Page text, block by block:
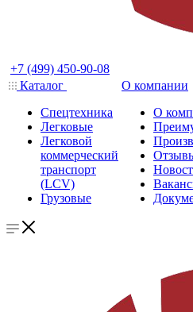
+7 (499) 450-90-08
Каталог
Спецтехника
Легковые
Легковой
коммерческий
транспорт
(LCV)
Грузовые
О компании
О